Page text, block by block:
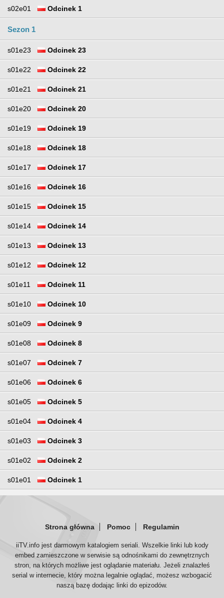
s02e01 Odcinek 1
Sezon 1
s01e23 Odcinek 23
s01e22 Odcinek 22
s01e21 Odcinek 21
s01e20 Odcinek 20
s01e19 Odcinek 19
s01e18 Odcinek 18
s01e17 Odcinek 17
s01e16 Odcinek 16
s01e15 Odcinek 15
s01e14 Odcinek 14
s01e13 Odcinek 13
s01e12 Odcinek 12
s01e11 Odcinek 11
s01e10 Odcinek 10
s01e09 Odcinek 9
s01e08 Odcinek 8
s01e07 Odcinek 7
s01e06 Odcinek 6
s01e05 Odcinek 5
s01e04 Odcinek 4
s01e03 Odcinek 3
s01e02 Odcinek 2
s01e01 Odcinek 1
Strona główna Pomoc Regulamin
iiTV.info jest darmowym katalogiem seriali. Wszelkie linki lub kody
embed zamieszczone w serwisie są odnośnikami do zewnętrznych
stron, na których możliwe jest oglądanie materiału. Jeżeli znalazłeś
serial w internecie, który można legalnie oglądać, możesz wzbogacić
naszą bazę dodając linki do epizodów.